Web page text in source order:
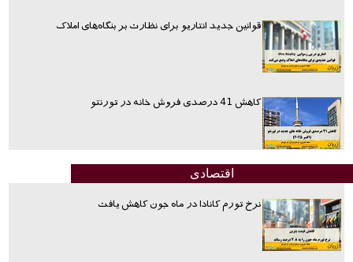
قوانین جدید انتاریو برای نظارت بر بنگاه‌های املاک
کاهش 41 درصدی فروش خانه در تورنتو
اقتصادی
نرخ تورم کانادا در ماه جون کاهش یافت